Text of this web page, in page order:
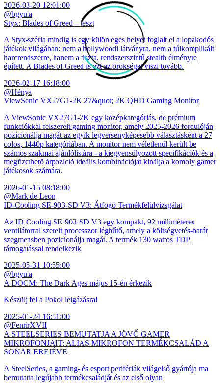
2026-03-20 12:01:00
@bgyula
Styx: Blades of Greed – teszt
A Styx-széria mindig is egy különleges helyet foglalt el a lopakodós
játékok világában: nem a hollywoodi látványra, nem a túlkomplikált
harcrendszerre, hanem a tiszta, rendszerszintű stealth élményre
épített. A Blades of Greed is ezt az örökséget viszi tovább.
2026-02-17 16:18:00
@Hénya
ViewSonic VX27G1-2K 27&quot; 2K QHD Gaming Monitor
A ViewSonic VX27G1-2K egy középkategóriás, de prémium
funkciókkal felszerelt gaming monitor, amely 2025-2026 fordulóján
pozicionálja magát az egyik legversenyképesebb választásként a 27
colos, 1440p kategóriában. A monitor nem véletlenül került be
számos szakmai ajánlólistára - a kiegyensúlyozott specifikációk és a
megfizethető árpozíció ideális kombinációját kínálja a komoly gamer
játékosok számára.
2026-01-15 08:18:00
@Mark de Leon
ID-Cooling SE-903-SD V3: Átfogó Termékfelülvizsgálat
Az ID-Cooling SE-903-SD V3 egy kompakt, 92 milliméteres
ventilátorral szerelt processzor léghűtő, amely a költségvetés-barát
szegmensben pozicionálja magát. A termék 130 wattos TDP
támogatással rendelkezik
2025-05-31 10:55:00
@bgyula
A DOOM: The Dark Ages május 15-én érkezik
Készülj fel a Pokol leigázásra!
2025-01-24 16:51:00
@FenrirXVII
A STEELSERIES BEMUTATJA A JÖVŐ GAMER
MIKROFONJAIT: ALIAS MIKROFON TERMÉKCSALÁD A
SONAR EREJÉVE
A SteelSeries, a gaming- és esport perifériák világelső gyártója ma
bemutatta legújabb termékcsaládját és az első olyan